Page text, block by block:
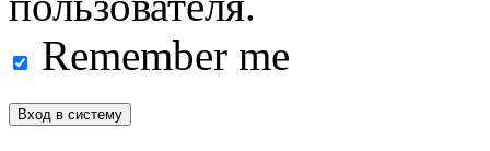
Remember me